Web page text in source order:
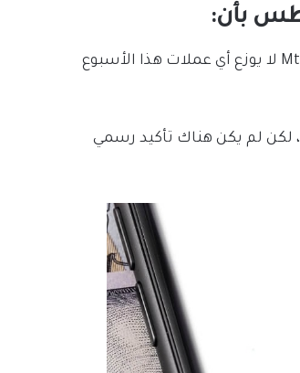
“الدفعة ستتم على دفعات وستنتشر بثبات مع مرور الوقت. وأوضح أن Mt.Gox لا يوزع أي عملات هذا الأسبوع
كما قال وول أيضًا إن بعض الأشخاص اختاروا بيع مطالباتهم إلى Fortress، لكن لم يكن هناك تأكيد رسمي